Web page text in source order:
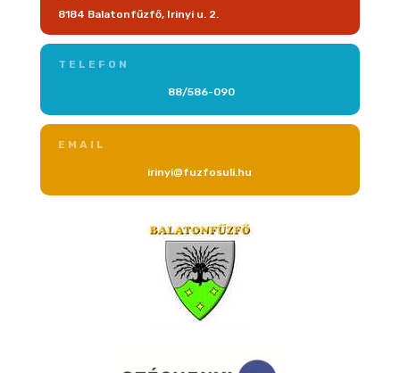
8184 Balatonfűzfő, Irinyi u. 2.
TELEFON
88/586-090
EMAIL
irinyi@fuzfosuli.hu